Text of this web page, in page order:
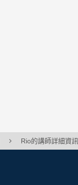
Rio的講師詳細資訊